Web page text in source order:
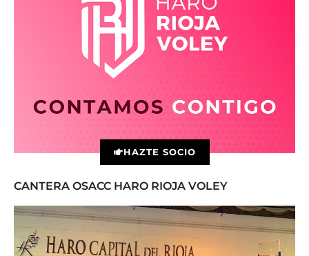
HAZTE SOCIO
CANTERA OSACC HARO RIOJA VOLEY